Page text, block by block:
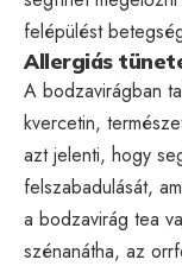
felépülést
Allergiás
A bodzavirágban
kvercetin,
azt jelenti, hogy
felszabadulását,
a bodzavirág tea
szénanátha, az